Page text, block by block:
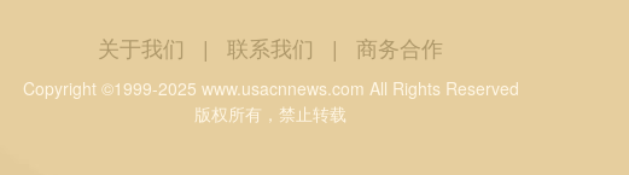
关于我们 | 联系我们 | 商务合作
Copyright ©1999-2025 www.usacnnews.com All Rights Reserved
版权所有，禁止转载